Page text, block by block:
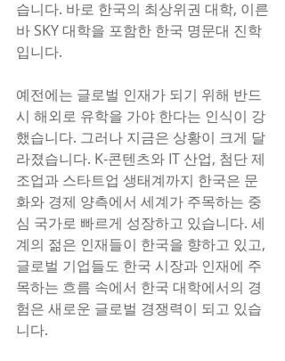
습니다. 바로 한국의 최상위권 대학, 이른
바 SKY 대학을 포함한 한국 명문대 진학
입니다.
예전에는 글로벌 인재가 되기 위해 반드
시 해외로 유학을 가야 한다는 인식이 강
했습니다. 그러나 지금은 상황이 크게 달
라졌습니다. K-콘텐츠와 IT 산업, 첨단 제
조업과 스타트업 생태계까지 한국은 문
화와 경제 양측에서 세계가 주목하는 중
심 국가로 빠르게 성장하고 있습니다. 세
계의 젊은 인재들이 한국을 향하고 있고,
글로벌 기업들도 한국 시장과 인재에 주
목하는 흐름 속에서 한국 대학에서의 경
험은 새로운 글로벌 경쟁력이 되고 있습
니다.